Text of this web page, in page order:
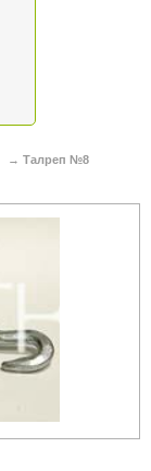
→ Талреп №8